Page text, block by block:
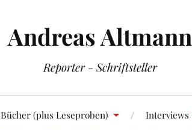
Andreas Altmann
Reporter - Schriftsteller
Bücher (plus Leseproben) Interviews